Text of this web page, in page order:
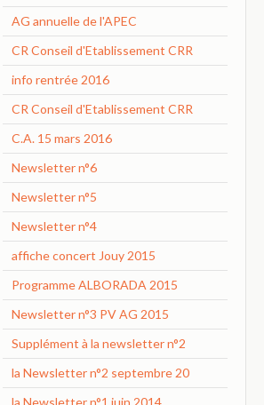
AG annuelle de l'APEC
CR Conseil d'Etablissement CRR
info rentrée 2016
CR Conseil d'Etablissement CRR
C.A. 15 mars 2016
Newsletter n°6
Newsletter n°5
Newsletter n°4
affiche concert Jouy 2015
Programme ALBORADA 2015
Newsletter n°3 PV AG 2015
Supplément à la newsletter n°2
la Newsletter n°2 septembre 20
la Newsletter n°1 juin 2014